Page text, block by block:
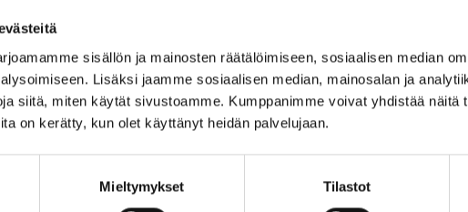
sisällön ja mainosten räätälöimiseen, sosiaalisen median
Lisäksi jaamme sosiaalisen median, mainosalan ja
siitä, miten käytät sivustoamme. Kumppanimme voivat yhdistää näitä
on kerätty, kun olet käyttänyt heidän palvelujaan.
Mieltymykset Tilastot
Sisäinen valvonta ja riskien
hallinta
Sisäinen valvonta ja riskienhallinta varmistavat hyvän hallinto- ja
johtamistavan mukaista toimintaa. Sisäinen valvonta kattaa kaikki kunnan